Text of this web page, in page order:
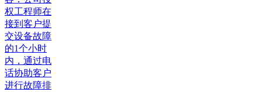
权工程师在
接到客户提
交设备故障
的1个小时
内，通过电
话协助客户
进行故障排